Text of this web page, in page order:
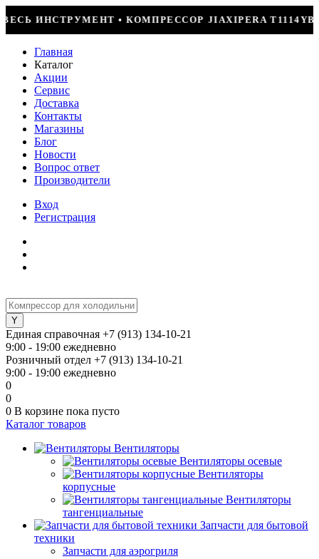
JIAXIPERA T1114YB, 170ВТ, R-600 = 2499Р
Главная
Каталог
Акции
Сервис
Доставка
Контакты
Магазины
Блог
Новости
Вопрос ответ
Производители
Вход
Регистрация
Единая справочная +7 (913) 134-10-21
9:00 - 19:00 ежедневно
Розничный отдел +7 (913) 134-10-21
9:00 - 19:00 ежедневно
0
0
0 В корзине пока пусто
Каталог товаров
Вентиляторы
Вентиляторы осевые
Вентиляторы
корпусные
Вентиляторы
тангенциальные
Запчасти для бытовой
техники
Запчасти для аэрогриля